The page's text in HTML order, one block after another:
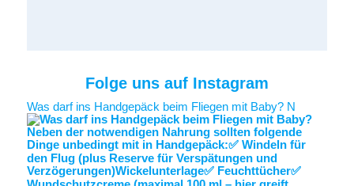
Folge uns auf Instagram
Was darf ins Handgepäck beim Fliegen mit Baby? N